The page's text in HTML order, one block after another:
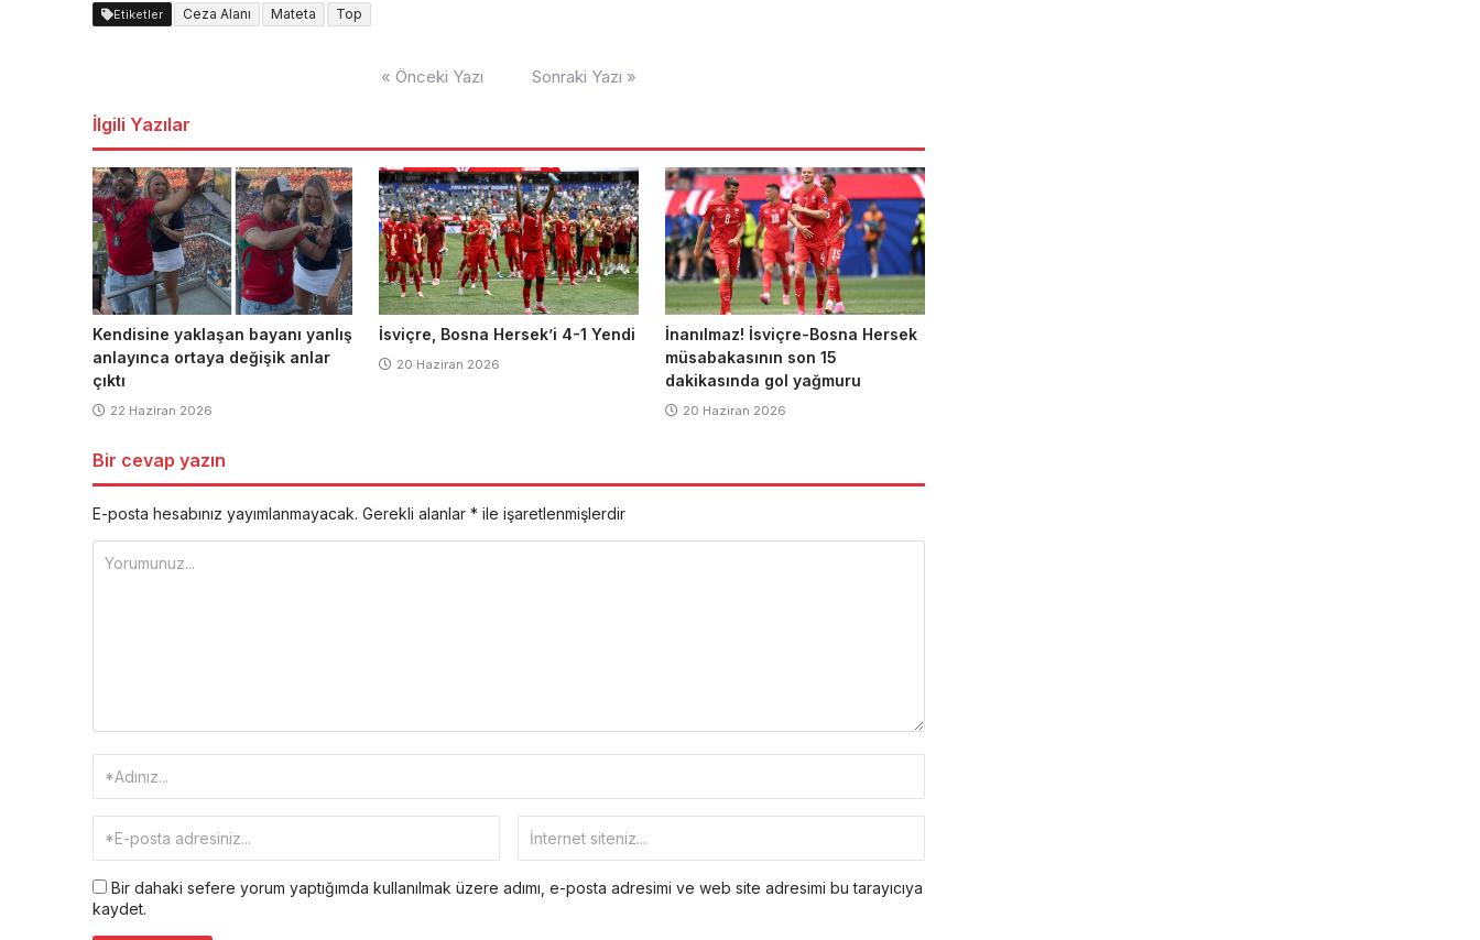
Etiketler Ceza Alanı Mateta Top
« Önceki Yazı Sonraki Yazı »
İlgili Yazılar
Kendisine yaklaşan bayanı yanlış
anlayınca ortaya değişik anlar
çıktı
22 Haziran 2026
İsviçre, Bosna Hersek’i 4-1 Yendi
20 Haziran 2026
İnanılmaz! İsviçre-Bosna Hersek
müsabakasının son 15
dakikasında gol yağmuru
20 Haziran 2026
Bir cevap yazın
E-posta hesabınız yayımlanmayacak. Gerekli alanlar * ile işaretlenmişlerdir
Bir dahaki sefere yorum yaptığımda kullanılmak üzere adımı, e-posta adresimi ve web site adresimi bu tarayıcıya
kaydet.